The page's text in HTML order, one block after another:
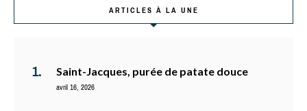
ARTICLES À LA UNE
Saint-Jacques, purée de patate douce
avril 16, 2026